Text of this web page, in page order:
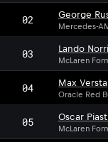
02 George
Mercedes-
03 Lando
McLaren
04 Max
Oracle Red
05 Oscar
McLaren